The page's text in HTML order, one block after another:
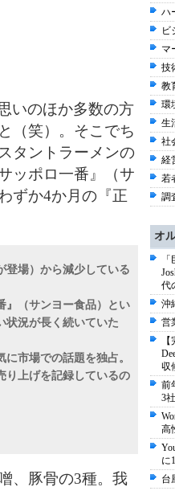
いのほか多数の方
（笑）。そこでち
タントラーメンの
ッポロ一番』（サ
ずか4か月の『正
登場）から減少している
』（サンヨー食品）とい
状況が長く続いていた
市場での話題を独占。
り上げを記録しているの
豚骨の3種。 我
ハ
ビ
マ
技
教
環
生
社
経
若
調
オ
代
沖
営
収
前
3
高
に
台